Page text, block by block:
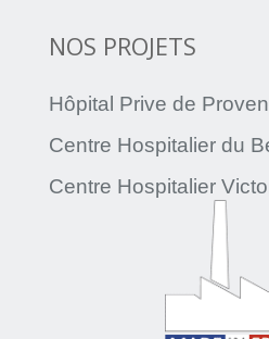
NOS PROJETS
Hôpital Prive de
Centre Hospitalier du
Centre Hospitalier